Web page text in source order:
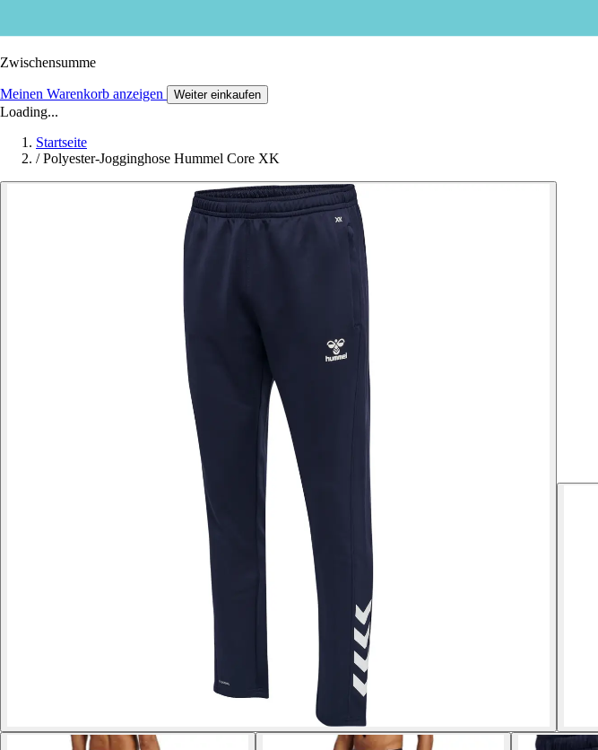
Zwischensumme
Meinen Warenkorb anzeigen Weiter einkaufen
Loading...
Startseite
/ Polyester-Jogginghose Hummel Core XK